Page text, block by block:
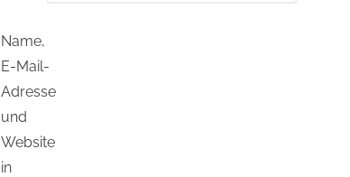
Name,
E-Mail-
Adresse
und
Website
in